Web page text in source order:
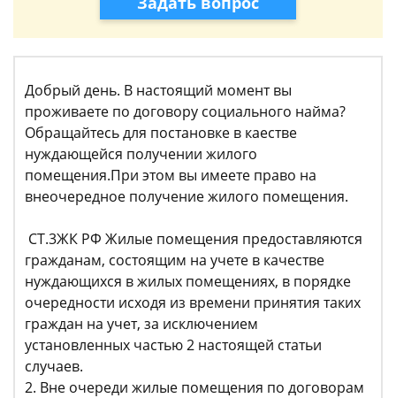
Добрый день. В настоящий момент вы
проживаете по договору социального найма?
Обращайтесь для постановке в каестве
нуждающейся получении жилого
помещения.При этом вы имеете право на
внеочередное получение жилого помещения.
СТ.3ЖК РФ Жилые помещения предоставляются
гражданам, состоящим на учете в качестве
нуждающихся в жилых помещениях, в порядке
очередности исходя из времени принятия таких
граждан на учет, за исключением
установленных частью 2 настоящей статьи
случаев.
2. Вне очереди жилые помещения по договорам